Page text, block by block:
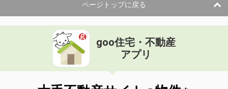
ページトップに戻る
goo住宅・不動産
アプリ